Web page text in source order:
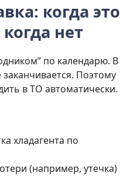
когда это
нет
по календарю. В
Поэтому
в ТО автоматически.
хладагента по
(например, утечка)